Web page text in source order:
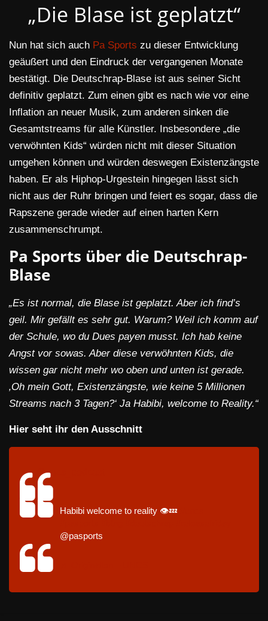
„Die Blase ist geplatzt“
Nun hat sich auch Pa Sports zu dieser Entwicklung
geäußert und den Eindruck der vergangenen Monate
bestätigt. Die Deutschrap-Blase ist aus seiner Sicht
definitiv geplatzt. Zum einen gibt es nach wie vor eine
Inflation an neuer Musik, zum anderen sinken die
Gesamtstreams für alle Künstler. Insbesondere „die
verwöhnten Kids“ würden nicht mit dieser Situation
umgehen können und würden deswegen Existenzängste
haben. Er als Hiphop-Urgestein hingegen lässt sich
nicht aus der Ruhr bringen und feiert es sogar, dass die
Rapszene gerade wieder auf einen harten Kern
zusammenschrumpt.
Pa Sports über die Deutschrap-
Blase
„Es ist normal, die Blase ist geplatzt. Aber ich find’s
geil. Mir gefällt es sehr gut. Warum? Weil ich komm auf
der Schule, wo du Dues payen musst. Ich hab keine
Angst vor sowas. Aber diese verwöhnten Kids, die
wissen gar nicht mehr wo oben und unten ist gerade.
‚Oh mein Gott, Existenzängste, wie keine 5 Millionen
Streams nach 3 Tagen?‘ Ja Habibi, welcome to Reality.“
Hier seht ihr den Ausschnitt
@uncs_podcast
Habibi welcome to reality 👁️💤
@pasports